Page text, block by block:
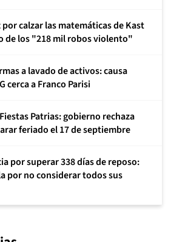
por calzar las matemáticas de Kast
de los "218 mil robos violento"
a lavado de activos: causa
cerca a Franco Parisi
Patrias: gobierno rechaza
feriado el 17 de septiembre
por superar 338 días de reposo:
por no considerar todos sus